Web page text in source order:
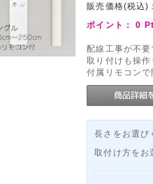
販売価格(税込)
ポイント：0
配線工事が不
取り付けも操
付属リモコン
長さをお選
取付け方をお